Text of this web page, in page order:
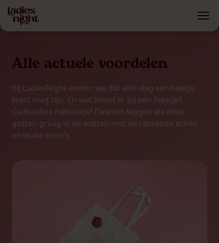
Alle actuele voordelen
Bij LadiesNight vinden we dat elke dag een beetje
feest mag zijn. En wat hoort er bij een feestje?
Cadeautjes natuurlijk! Daarom leggen we onze
gasten graag in de watten met verrassende acties
en leuke extra’s.